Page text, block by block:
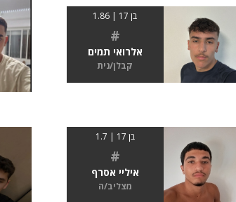
בן 17 | 1.86
#
אלרואי תמים
קבלן/נית
בן 17 | 1.7
#
איליי אסרף
מצליב/ה